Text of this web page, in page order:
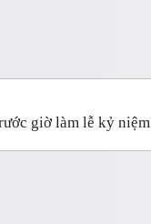
giờ làm lễ kỷ niệm